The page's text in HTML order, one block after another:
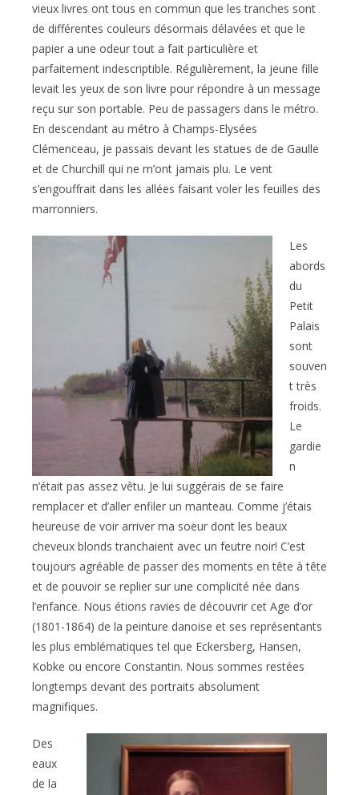
vieux livres ont tous en commun que les tranches sont
de différentes couleurs désormais délavées et que le
papier a une odeur tout a fait particulière et
parfaitement indescriptible. Régulièrement, la jeune fille
levait les yeux de son livre pour répondre à un message
reçu sur son portable. Peu de passagers dans le métro.
En descendant au métro à Champs-Elysées
Clémenceau, je passais devant les statues de de Gaulle
et de Churchill qui ne m’ont jamais plu. Le vent
s’engouffrait dans les allées faisant voler les feuilles des
marronniers.
Les
abords
du
Petit
Palais
sont
souven
t très
froids.
Le
gardie
n
n’était pas assez vêtu. Je lui suggérais de se faire
remplacer et d’aller enfiler un manteau. Comme j’étais
heureuse de voir arriver ma soeur dont les beaux
cheveux blonds tranchaient avec un feutre noir! C’est
toujours agréable de passer des moments en tête à tête
et de pouvoir se replier sur une complicité née dans
l’enfance. Nous étions ravies de découvrir cet Age d’or
(1801-1864) de la peinture danoise et ses représentants
les plus emblématiques tel que Eckersberg, Hansen,
Kobke ou encore Constantin. Nous sommes restées
longtemps devant des portraits absolument
magnifiques.
Des
eaux
de la